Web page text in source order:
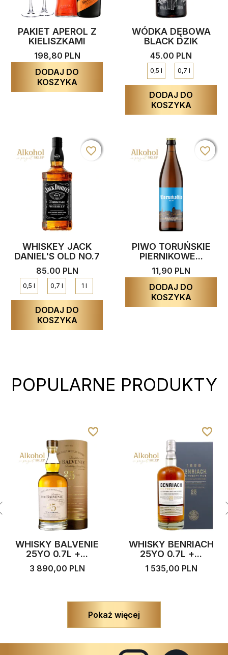
PAKIET APEROL Z
KIELISZKAMI
198,80 PLN
DODAJ DO
KOSZYKA
WÓDKA DĘBOWA
BLACK DZIK
45,00 PLN
0,5 l 0,7 l
DODAJ DO
KOSZYKA
WHISKEY JACK
DANIEL'S OLD NO.7
85,00 PLN
0,5 l 0,7 l 1 l
DODAJ DO
KOSZYKA
favorite_border
favorite_border
favorite_border
PIWO TORUŃSKIE
PIERNIKOWE...
11,90 PLN
DODAJ DO
KOSZYKA
favorite_border
favorite_border
favorite_border
POPULARNE PRODUKTY
WHISKY BALVENIE
25YO 0.7L +...
3 890,00 PLN
favorite_border
favorite_border
favorite_border
WHISKY BENRIACH
25YO 0.7L +...
1 535,00 PLN
favorite_border
favorite_border
favorite_border
Pokaż więcej